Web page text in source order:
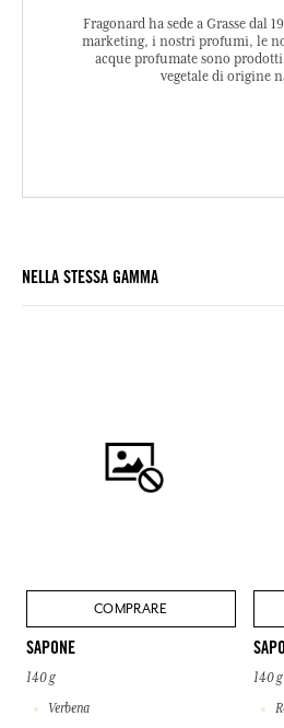
Fragonard ha sede a Grasse dal
marketing, i nostri profumi, le
acque profumate sono prodotti
vegetale di origine
NELLA STESSA GAMMA
COMPRARE
SAPONE
140 g
Verbena
140 g